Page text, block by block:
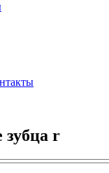
зубца r